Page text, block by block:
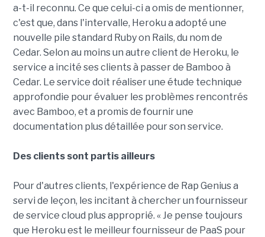
a-t-il reconnu. Ce que celui-ci a omis de mentionner,
c'est que, dans l'intervalle, Heroku a adopté une
nouvelle pile standard Ruby on Rails, du nom de
Cedar. Selon au moins un autre client de Heroku, le
service a incité ses clients à passer de Bamboo à
Cedar. Le service doit réaliser une étude technique
approfondie pour évaluer les problèmes rencontrés
avec Bamboo, et a promis de fournir une
documentation plus détaillée pour son service.
Des clients sont partis ailleurs
Pour d'autres clients, l'expérience de Rap Genius a
servi de leçon, les incitant à chercher un fournisseur
de service cloud plus approprié. « Je pense toujours
que Heroku est le meilleur fournisseur de PaaS pour